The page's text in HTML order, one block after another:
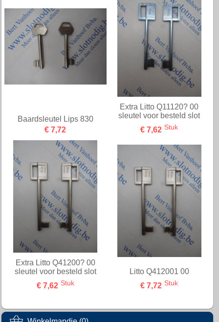
Baardsleutel Lips 830
€ 7,72
Extra Litto Q11120? 00
sleutel voor besteld slot
€ 7,62 Stuk
Extra Litto Q41200? 00
sleutel voor besteld slot
€ 7,62 Stuk
Litto Q412001 00
€ 7,72 Stuk